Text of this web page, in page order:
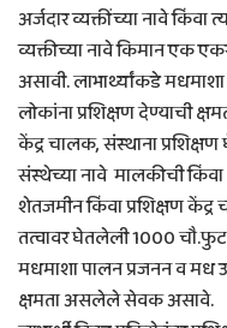
अर्जदार व्यक्तींच्या नावे किंवा
व्यक्तीच्या नावे किमान एक
असावी. लाभार्थ्यांकडे
लोकांना प्रशिक्षण देण्याची
केंद्र चालक, संस्थाना
संस्थेच्या नावे मालकीची किंवा
शेतजमीन किंवा प्रशिक्षण केंद्र
तत्वावर घेतलेली 1000 चौ.फुट
मधमाशा पालन प्रजनन व मध
क्षमता असलेले सेवक असावे.